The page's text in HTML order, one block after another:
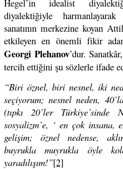
Hegel’in idealist
diyalektiğiyle
sanatının merkezine koyan
etkileyen en önemli fikir
Georgi Plehanov’dur.
tercih ettiğini şu sözlerle ifade
“Biri öznel, biri nesnel, iki
seçiyorum; nesnel neden,
(tıpkı 20’ler Türkiye’sinde
sosyalizm’e, ‘ en çok insana,
gelişim; öznel nedense,
buyrukla muyrukla öyle
yaradılışım!”[2]